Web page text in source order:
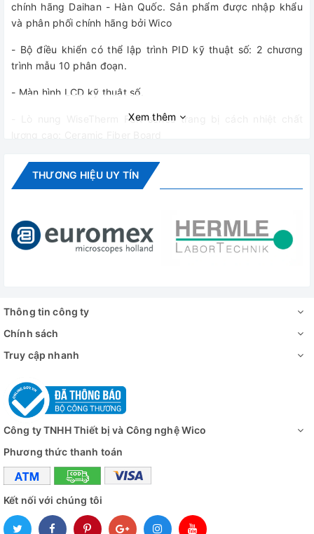
chính hãng Daihan - Hàn Quốc. Sản phẩm được nhập khẩu
và phân phối chính hãng bởi Wico
- Bộ điều khiển có thể lập trình PID kỹ thuật số: 2 chương
trình mẫu 10 phân đoạn.
- Màn hình LCD kỹ thuật số.
- Lò nung WiseTherm FSK series trang bị cách nhiệt chất
- Thanh gia nhiệt là SIC (Silicon Carbide)
- Hệ thống khóa cửa an toàn
- Sợi Ceramic để hở ra dây gia nhiệt, gia nhiệt từ 2 phía
🌟 Lò nung 1650 độ 1.9 lít Daihan WiseTherm FSK-2
Xem thêm
THƯƠNG HIỆU UY TÍN
Thông tin công ty
Chính sách
Truy cập nhanh
Công ty TNHH Thiết bị và Công nghệ Wico
Phương thức thanh toán
Kết nối với chúng tôi